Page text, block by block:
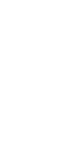
Terme Čatež.
Srpske je juče...